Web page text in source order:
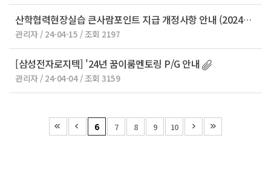
산학협력현장실습 큰사람포인트 지급 개정사항 안내 (2024년~)
관리자 / 24-04-15 / 조회 2197
[삼성전자로지텍] '24년 꿈이룸멘토링 P/G 안내
관리자 / 24-04-04 / 조회 3159
6 7 8 9 10